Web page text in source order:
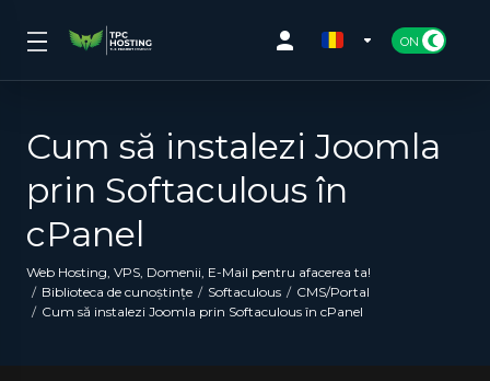
Cum să instalezi Joomla
prin Softaculous în
cPanel
Web Hosting, VPS, Domenii, E-Mail pentru afacerea ta!
Biblioteca de cunoștințe
Softaculous
CMS/Portal
Cum să instalezi Joomla prin Softaculous în cPanel